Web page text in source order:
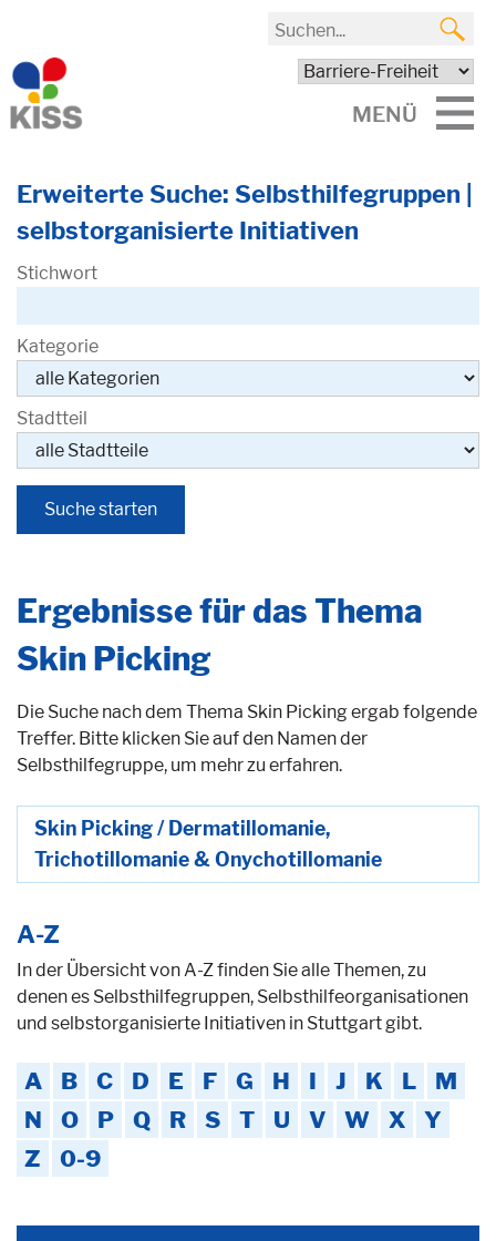
MENÜ
Erweiterte Suche: Selbsthilfegruppen |
selbstorganisierte Initiativen
Stichwort
Kategorie
Stadtteil
Ergebnisse für das Thema
Skin Picking
Die Suche nach dem Thema Skin Picking ergab folgende
Treffer. Bitte klicken Sie auf den Namen der
Selbsthilfegruppe, um mehr zu erfahren.
Skin Picking / Dermatillomanie,
Trichotillomanie & Onychotillomanie
A-Z
In der Übersicht von A-Z finden Sie alle Themen, zu
denen es Selbsthilfegruppen, Selbsthilfeorganisationen
und selbstorganisierte Initiativen in Stuttgart gibt.
A B C D E F G H I J K L
M
N
O P Q R S T U V W X
Y
Z
0-9